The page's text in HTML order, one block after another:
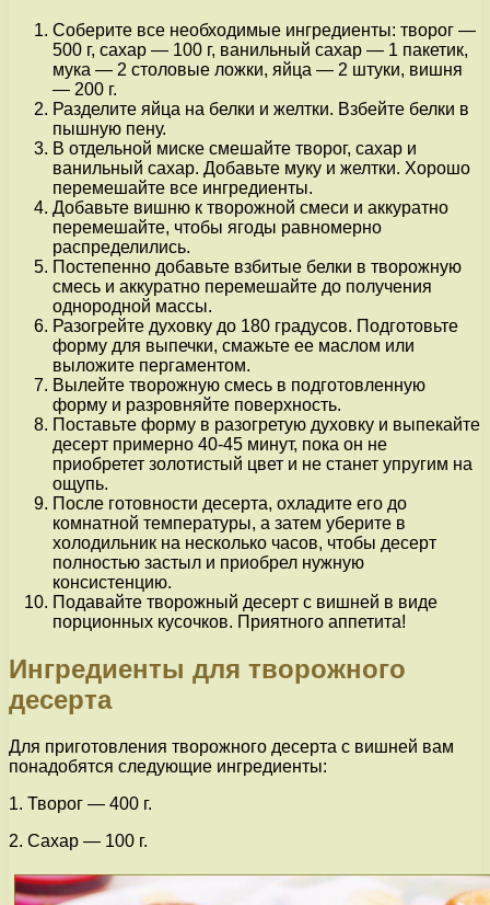
Соберите все необходимые ингредиенты: творог —
500 г, сахар — 100 г, ванильный сахар — 1 пакетик,
мука — 2 столовые ложки, яйца — 2 штуки, вишня
— 200 г.
Разделите яйца на белки и желтки. Взбейте белки в
пышную пену.
В отдельной миске смешайте творог, сахар и
ванильный сахар. Добавьте муку и желтки. Хорошо
перемешайте все ингредиенты.
Добавьте вишню к творожной смеси и аккуратно
перемешайте, чтобы ягоды равномерно
распределились.
Постепенно добавьте взбитые белки в творожную
смесь и аккуратно перемешайте до получения
однородной массы.
Разогрейте духовку до 180 градусов. Подготовьте
форму для выпечки, смажьте ее маслом или
выложите пергаментом.
Вылейте творожную смесь в подготовленную
форму и разровняйте поверхность.
Поставьте форму в разогретую духовку и выпекайте
десерт примерно 40-45 минут, пока он не
приобретет золотистый цвет и не станет упругим на
ощупь.
После готовности десерта, охладите его до
комнатной температуры, а затем уберите в
холодильник на несколько часов, чтобы десерт
полностью застыл и приобрел нужную
консистенцию.
Подавайте творожный десерт с вишней в виде
порционных кусочков. Приятного аппетита!
Ингредиенты для творожного
десерта
Для приготовления творожного десерта с вишней вам
понадобятся следующие ингредиенты:
1. Творог — 400 г.
2. Сахар — 100 г.